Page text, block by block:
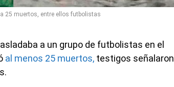
25 muertos, entre ellos futbolistas
a un grupo de futbolistas en el
al menos 25 muertos, testigos señalaron